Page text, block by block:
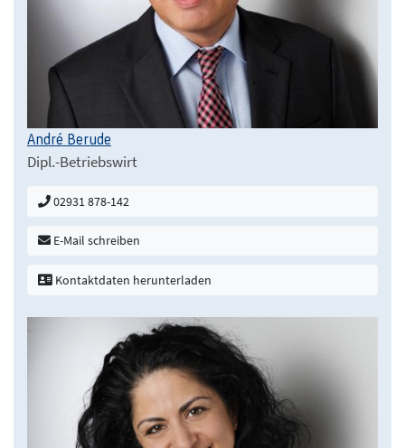
André Berude
Dipl.-Betriebswirt
02931 878-142
E-Mail schreiben
Kontaktdaten herunterladen